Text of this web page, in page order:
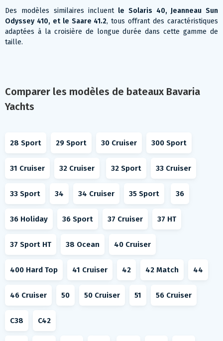
Des modèles similaires incluentle Solaris 40, Jeanneau Sun
Odyssey 410, et le Saare 41.2, tous offrant des caractéristiques
adaptées à la croisière de longue durée dans cette gamme de
taille.
Comparer les modèles de bateaux Bavaria
Yachts
28 Sport 29 Sport 30 Cruiser 300 Sport
31 Cruiser 32 Cruiser 32 Sport 33 Cruiser
33 Sport 34 34 Cruiser 35 Sport 36
36 Holiday 36 Sport 37 Cruiser 37 HT
37 Sport HT 38 Ocean 40 Cruiser
400 Hard Top 41 Cruiser 42 42 Match 44
46 Cruiser 50 50 Cruiser 51 56 Cruiser
C38 C42